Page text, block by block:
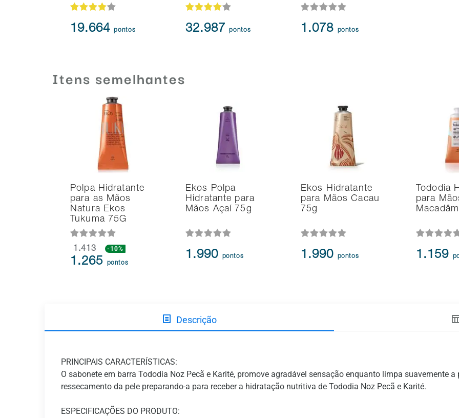
19.664pontos 32.987pontos 1.078 pontos
Itens semelhantes
Polpa Hidratante
para as Mãos
Natura Ekos
Tukuma 75G
1.413 -10%
1.265 pontos
Ekos Polpa
Hidratante para
Mãos Açaí 75g
1.990 pontos
Ekos Hidratante
para Mãos Cacau
75g
1.990 pontos
Tododia
para
1.159
Descrição
PRINCIPAIS CARACTERÍSTICAS:
O sabonete em barra Tododia Noz Pecã e Karité, promove agradável sensação enquanto limpa suavemente
ressecamento da pele preparando-a para receber a hidratação nutritiva de Tododia Noz Pecã e Karité.
ESPECIFICAÇÕES DO PRODUTO: